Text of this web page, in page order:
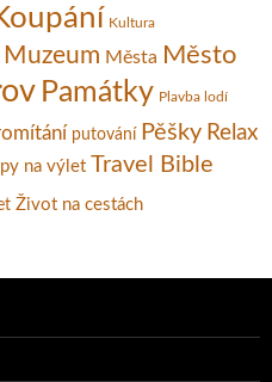
Kultura
Muzeum Města Město
Památky Plavba lodí
putování Pěšky Relax
na výlet Travel Bible
Život na cestách